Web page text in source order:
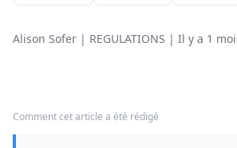
Alison Sofer | REGULATIONS | Il y a 1
Comment cet article a été rédigé